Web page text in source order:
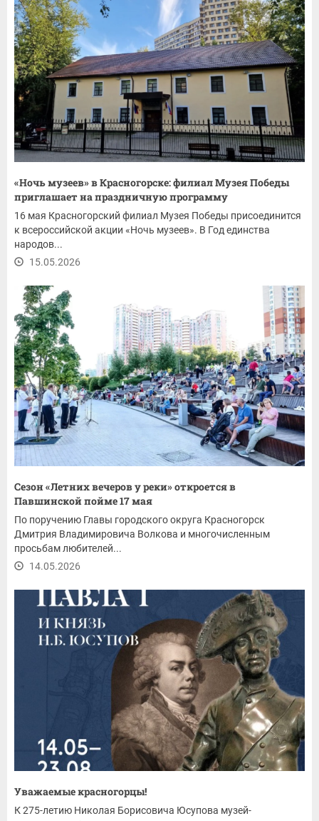
«Ночь музеев» в Красногорске: филиал Музея Победы
приглашает на праздничную программу
16 мая Красногорский филиал Музея Победы присоединится
к всероссийской акции «Ночь музеев». В Год единства
народов...
15.05.2026
Сезон «Летних вечеров у реки» откроется в
Павшинской пойме 17 мая
По поручению Главы городского округа Красногорск
Дмитрия Владимировича Волкова и многочисленным
просьбам любителей...
14.05.2026
Уважаемые красногорцы!
К 275-летию Николая Борисовича Юсупова музей-